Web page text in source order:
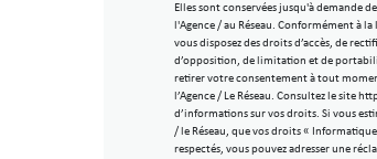
Elles sont conservées jusqu'à demande
l'Agence / au Réseau. Conformément à
vous disposez des droits d’accès, de
d’opposition, de limitation et de
retirer votre consentement à tout
l’Agence / Le Réseau. Consultez le site
d’informations sur vos droits. Si vous
/ le Réseau, que vos droits «
respectés, vous pouvez adresser une